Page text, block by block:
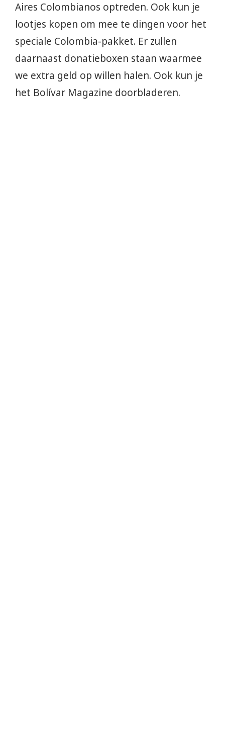
Aires Colombianos optreden. Ook kun je
lootjes kopen om mee te dingen voor het
speciale Colombia-pakket. Er zullen
daarnaast donatieboxen staan waarmee
we extra geld op willen halen. Ook kun je
het Bolívar Magazine doorbladeren.